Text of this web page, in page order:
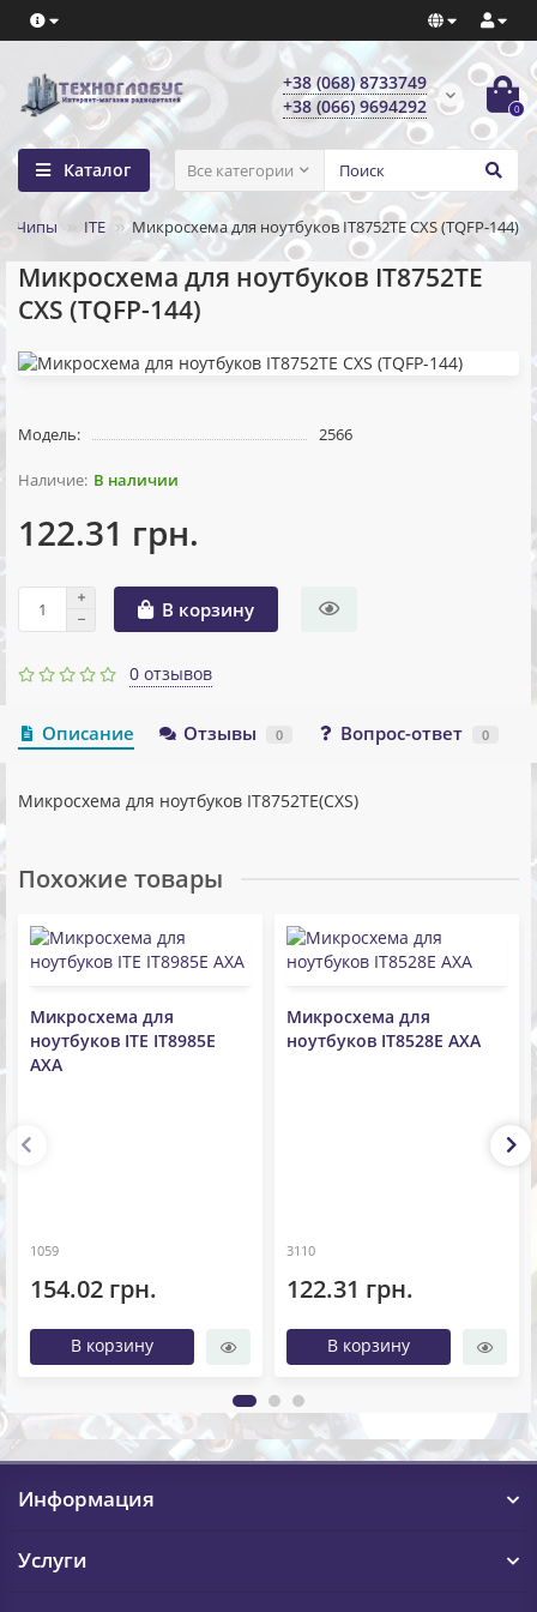
+38 (068) 8733749
+38 (066) 9694292
0
Каталог Все категории
Чипы ITE Микросхема для ноутбуков IT8752TE CXS (TQFP-144)
Микросхема для ноутбуков IT8752TE
CXS (TQFP-144)
Модель: 2566
В наличии
122.31 грн.
В корзину
0 отзывов
Описание Отзывы 0 Вопрос-ответ 0
Микросхема для ноутбуков IT8752TE(CXS)
Похожие товары
Микросхема для
ноутбуков ITE IT8985E
AXA
1059
154.02 грн.
В корзину
Микросхема для
ноутбуков IT8528E AXA
3110
122.31 грн.
В корзину
Информация
Услуги